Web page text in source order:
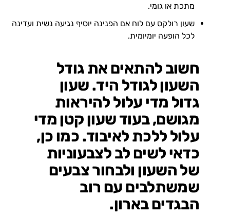
מתכת או גומי.
שעון רולקס עם לוח אם הפנינה יוסיף נגיעה נשית ועדינה
לכל הופעה יומיומית.
חשוב להתאים את גודל
השעון לגודל היד. שעון
גדול מדי עלול להיראות
מגושם, בעוד שעון קטן מדי
עלול ללכת לאיבוד. כמו כן,
כדאי לשים לב לצבעוניות
של השעון ולבחור צבעים
שמשתלבים עם רוב
הבגדים בארון.